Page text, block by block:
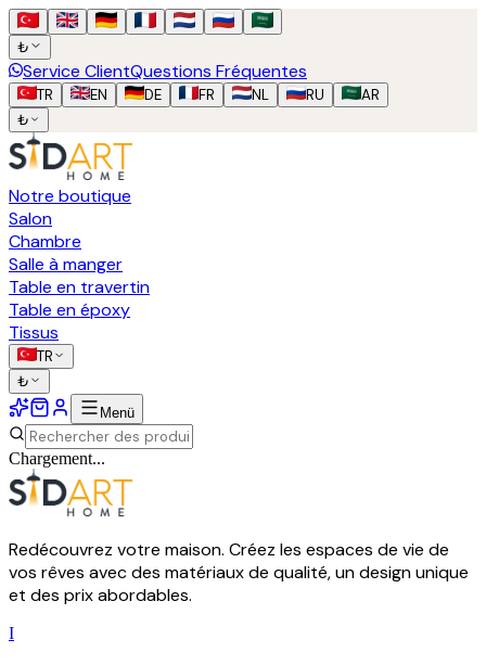
₺
Service ClientQuestions Fréquentes
TR EN DE FR NL RU
AR
₺
Notre boutique
Salon
Chambre
Salle à manger
Table en travertin
Table en époxy
Tissus
TR
₺
Menü
Chargement...
Redécouvrez votre maison. Créez les espaces de vie de
vos rêves avec des matériaux de qualité, un design unique
et des prix abordables.
I